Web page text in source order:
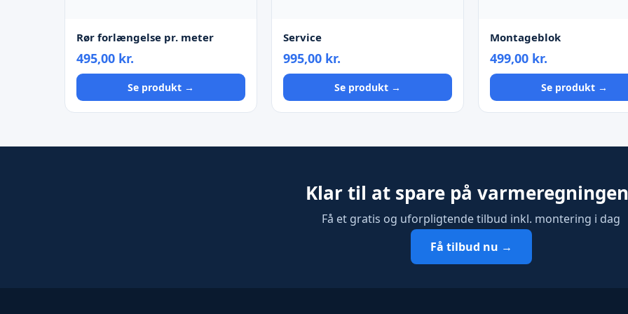
Rør forlængelse pr. meter
495,00 kr.
Se produkt →
Service
995,00 kr.
Se produkt →
Montageblok
499,00 kr.
Se produkt →
Klar til at spare på
Få et gratis og uforpligtende tilbud inkl. montering i dag
Få tilbud nu →